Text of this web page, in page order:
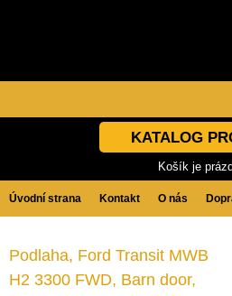
KATALOG
Košík je
Úvodní strana Kontakt O nás
Podlaha, Ford Transit MWB
H2 3300 FWD, Barn door,